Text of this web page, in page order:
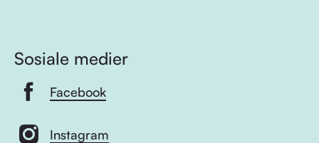
Sosiale medier
Facebook
Instagram